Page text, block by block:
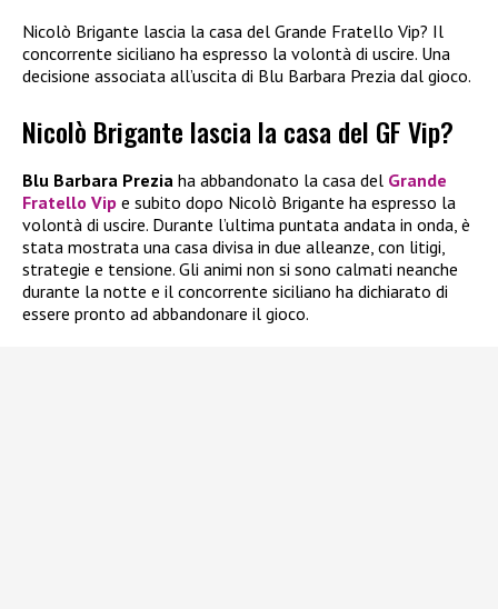
Nicolò Brigante lascia la casa del Grande Fratello Vip? Il
concorrente siciliano ha espresso la volontà di uscire. Una
decisione associata all’uscita di Blu Barbara Prezia dal gioco.
Nicolò Brigante lascia la casa del GF Vip?
Blu Barbara Prezia ha abbandonato la casa del Grande
Fratello Vip e subito dopo Nicolò Brigante ha espresso la
volontà di uscire. Durante l’ultima puntata andata in onda, è
stata mostrata una casa divisa in due alleanze, con litigi,
strategie e tensione. Gli animi non si sono calmati neanche
durante la notte e il concorrente siciliano ha dichiarato di
essere pronto ad abbandonare il gioco.